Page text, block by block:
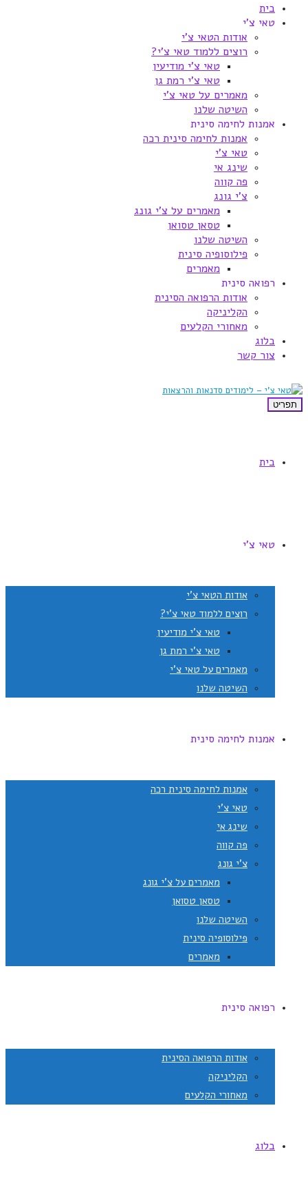
בית
טאי צ'י
אודות הטאי צ'י
רוצים ללמוד טאי צ'י?
טאי צ'י מודיעין
טאי צ'י רמת גן
מאמרים על טאי צ'י
השיטה שלנו
אמנות לחימה סינית
אמנות לחימה סינית רכה
טאי צ'י
שינג אי
פה קווה
צ'י גונג
מאמרים על צ'י גונג
טסאן טסואן
השיטה שלנו
פילוסופיה סינית
מאמרים
רפואה סינית
אודות הרפואה הסינית
הקליניקה
מאחורי הקלעים
בלוג
צור קשר
תפריט
בית
טאי צ'י
אודות הטאי צ'י
רוצים ללמוד טאי צ'י?
טאי צ'י מודיעין
טאי צ'י רמת גן
מאמרים על טאי צ'י
השיטה שלנו
אמנות לחימה סינית
אמנות לחימה סינית רכה
טאי צ'י
שינג אי
פה קווה
צ'י גונג
מאמרים על צ'י גונג
טסאן טסואן
השיטה שלנו
פילוסופיה סינית
מאמרים
רפואה סינית
אודות הרפואה הסינית
הקליניקה
מאחורי הקלעים
בלוג